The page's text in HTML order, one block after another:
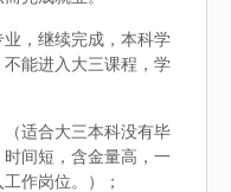
，继续完成，本科学
能进入大三课程，学
适合大三本科没有毕
间短，含金量高，一
作岗位。）；